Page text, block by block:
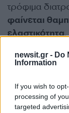
newsit.gr - Do
Information
If you wish to
processing of
targeted
τρόφιμα
φαίνεται
ελαστικότητα,
απαιτούνται
πρόωρα